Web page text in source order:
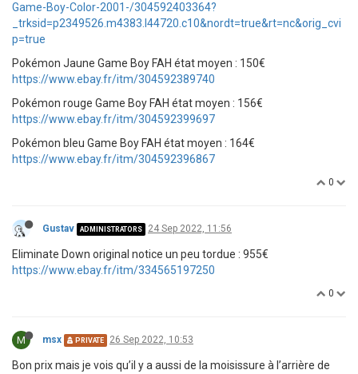
Game-Boy-Color-2001-/304592403364?
_trksid=p2349526.m4383.l44720.c10&nordt=true&rt=nc&orig_cvi
p=true
Pokémon Jaune Game Boy FAH état moyen : 150€
https://www.ebay.fr/itm/304592389740
Pokémon rouge Game Boy FAH état moyen : 156€
https://www.ebay.fr/itm/304592399697
Pokémon bleu Game Boy FAH état moyen : 164€
https://www.ebay.fr/itm/304592396867
0
Gustav ADMINISTRATORS 24 Sep 2022, 11:56
Eliminate Down original notice un peu tordue : 955€
https://www.ebay.fr/itm/334565197250
0
M msx PRIVATE 26 Sep 2022, 10:53
Bon prix mais je vois qu’il y a aussi de la moisissure à l’arrière de